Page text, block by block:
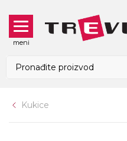
meni
Kukice